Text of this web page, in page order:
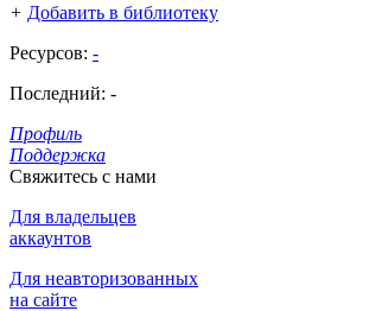
+ Добавить в библиотеку
Ресурсов: -
Последний: -
Профиль
Поддержка
Свяжитесь с нами
Для владельцев
аккаунтов
Для неавторизованных
на сайте